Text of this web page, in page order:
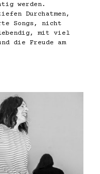
werden.
Durchatmen,
Songs, nicht
mit viel
die Freude am